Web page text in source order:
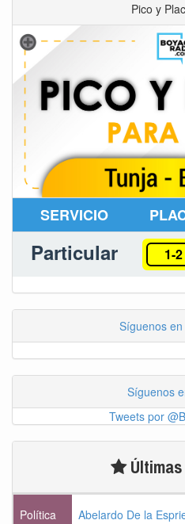
Pico y
SERVICIO
Particular 1-2
Síguenos
Síguenos
Tweets por
Política Abelardo De la